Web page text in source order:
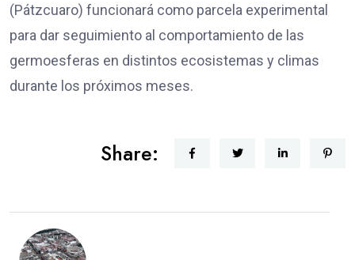
(Pátzcuaro) funcionará como parcela experimental
para dar seguimiento al comportamiento de las
germoesferas en distintos ecosistemas y climas
durante los próximos meses.
Share: